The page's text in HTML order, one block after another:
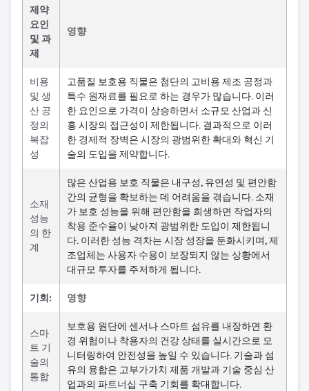
제약
요인
및 과
제
영향
비용
및 생
산 공
정의
복잡
성
고품질 보호용 직물은 첨단의 고비용 제조 공정과
특수 원재료를 필요로 하는 경우가 많습니다. 이러
한 요인으로 가격이 상승하면서 소규모 산업과 신
흥 시장의 접근성이 제한됩니다. 결과적으로 이러
한 경제적 장벽은 시장의 광범위한 확대와 혁신 기
술의 도입을 제약합니다.
소재
성능
의 한
계
많은 산업용 보호 직물은 내구성, 유연성 및 편안함
간의 균형을 확보하는 데 어려움을 겪습니다. 소재
가 보호 성능을 위해 편안함을 희생하면 작업자의
착용 준수율이 낮아져 광범위한 도입이 제한됩니
다. 이러한 성능 격차는 시장 성장을 둔화시키며, 제
조업체는 사용자 수용이 보장되지 않는 상황에서
대규모 투자를 주저하게 됩니다.
기회: 영향
스마
트 기
술의
통합
보호용 원단에 센서나 스마트 섬유를 내장하면 환
경 위험이나 착용자의 건강 상태를 실시간으로 모
니터링하여 안전성을 높일 수 있습니다. 기술과 섬
유의 융합은 고부가가치 제품 개발과 기술 중심 산
업과의 파트너십 구축 기회를 확대합니다.